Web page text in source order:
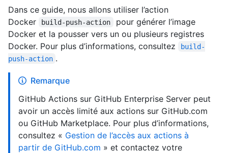
Dans ce guide, nous allons utiliser l’action
Docker
build-push-action
pour générer l’image
Docker et la pousser vers un ou plusieurs registres
Docker. Pour plus d’informations, consultez
build-
push-action .
Remarque
GitHub Actions sur GitHub Enterprise Server peut
avoir un accès limité aux actions sur GitHub.com
ou GitHub Marketplace. Pour plus d’informations,
consultez « Gestion de l’accès aux actions à
partir de GitHub.com » et contactez votre